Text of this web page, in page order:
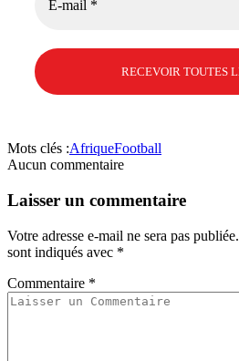
Mots clés :AfriqueFootball
Aucun commentaire
Laisser un commentaire
Votre adresse e-mail ne sera pas publiée.
sont indiqués avec *
Commentaire *